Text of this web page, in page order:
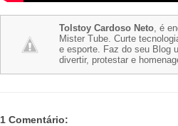
Tolstoy Cardoso Neto, é
Mister Tube. Curte
e esporte. Faz do seu Blog
divertir, protestar e
1 Comentário: